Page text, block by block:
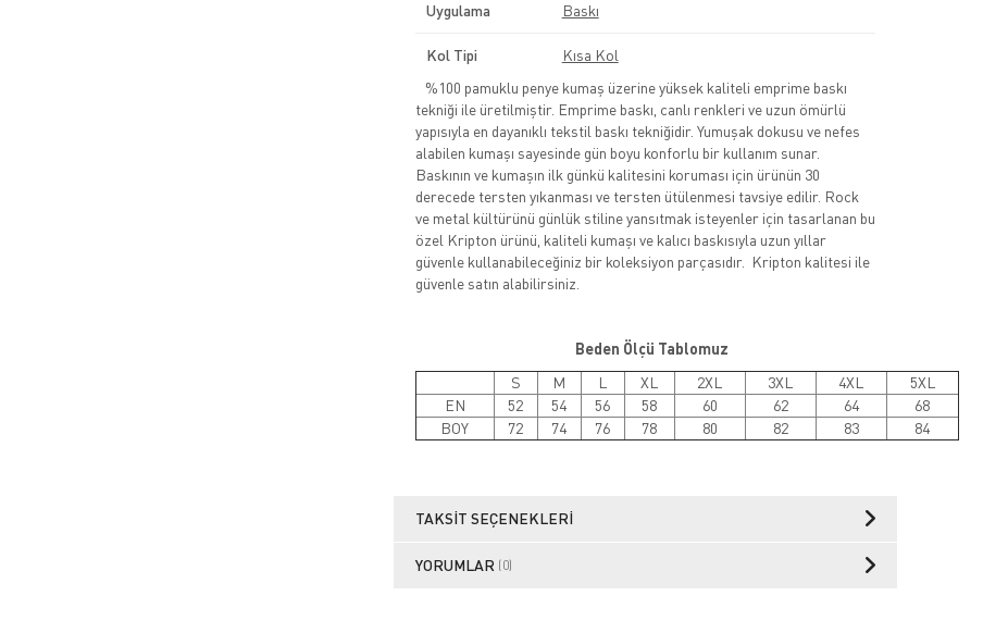
Uygulama Baskı
Kol Tipi
Kısa Kol
%100 pamuklu penye kumaş üzerine yüksek kaliteli emprime baskı
tekniği ile üretilmiştir. Emprime baskı, canlı renkleri ve uzun ömürlü
yapısıyla en dayanıklı tekstil baskı tekniğidir. Yumuşak dokusu ve nefes
alabilen kumaşı sayesinde gün boyu konforlu bir kullanım sunar.
Baskının ve kumaşın ilk günkü kalitesini koruması için ürünün 30
derecede tersten yıkanması ve tersten ütülenmesi tavsiye edilir. Rock
ve metal kültürünü günlük stiline yansıtmak isteyenler için tasarlanan bu
özel Kripton ürünü, kaliteli kumaşı ve kalıcı baskısıyla uzun yıllar
güvenle kullanabileceğiniz bir koleksiyon parçasıdır. Kripton kalitesi ile
güvenle satın alabilirsiniz.
Beden Ölçü Tablomuz
S
M L XL 2XL 3XL 4XL
5XL
EN
52 54 56 58 60 62 64
68
BOY
72 74 76 78 80 82 83 84
TAKSIT SEÇENEKLERI
YORUMLAR (0)